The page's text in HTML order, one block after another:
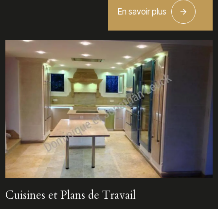
En savoir plus
Cuisines et Plans de Travail